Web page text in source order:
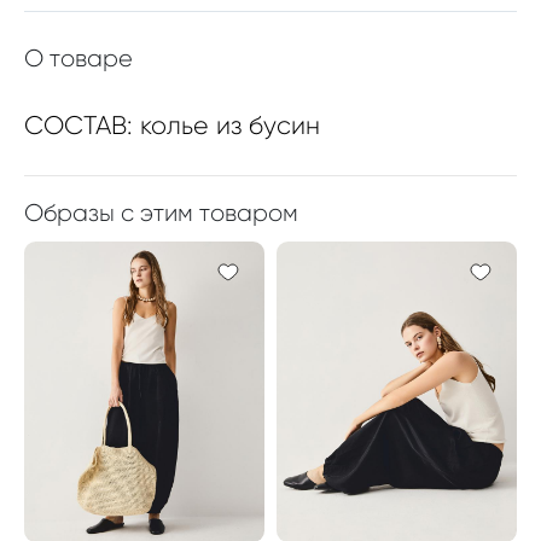
О товаре
СОСТАВ: колье из бусин
Образы с этим товаром